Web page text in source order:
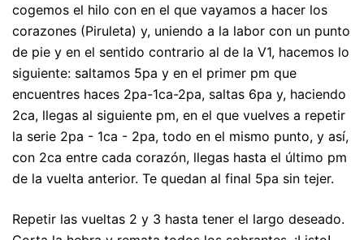
cogemos el hilo con en el que vayamos a hacer los
corazones (Piruleta) y, uniendo a la labor con un punto
de pie y en el sentido contrario al de la V1, hacemos lo
siguiente: saltamos 5pa y en el primer pm que
encuentres haces 2pa-1ca-2pa, saltas 6pa y, haciendo
2ca, llegas al siguiente pm, en el que vuelves a repetir
la serie 2pa - 1ca - 2pa, todo en el mismo punto, y así,
con 2ca entre cada corazón, llegas hasta el último pm
de la vuelta anterior. Te quedan al final 5pa sin tejer.
Repetir las vueltas 2 y 3 hasta tener el largo deseado.